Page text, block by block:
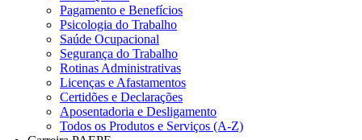
Pagamento e Benefícios
Psicologia do Trabalho
Saúde Ocupacional
Segurança do Trabalho
Rotinas Administrativas
Licenças e Afastamentos
Certidões e Declarações
Aposentadoria e Desligamento
Todos os Produtos e Serviços (A-Z)